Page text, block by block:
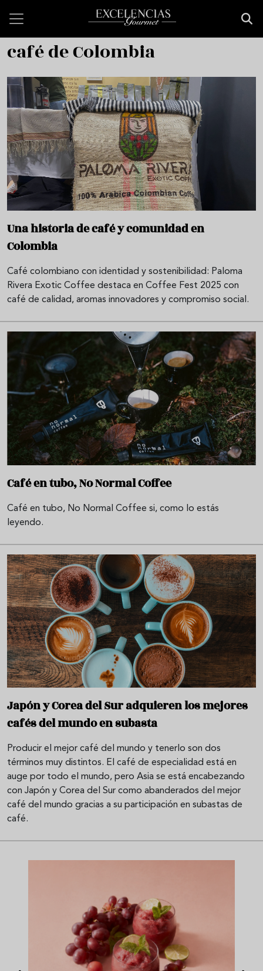
café de Colombia
Una historia de café y comunidad en
Colombia
Café colombiano con identidad y sostenibilidad: Paloma
Rivera Exotic Coffee destaca en Coffee Fest 2025 con
café de calidad, aromas innovadores y compromiso social.
Café en tubo, No Normal Coffee
Café en tubo, No Normal Coffee si, como lo estás
leyendo.
Japón y Corea del Sur adquieren los mejores
cafés del mundo en subasta
Producir el mejor café del mundo y tenerlo son dos
términos muy distintos. El café de especialidad está en
auge por todo el mundo, pero Asia se está encabezando
con Japón y Corea del Sur como abanderados del mejor
café del mundo gracias a su participación en subastas de
café.